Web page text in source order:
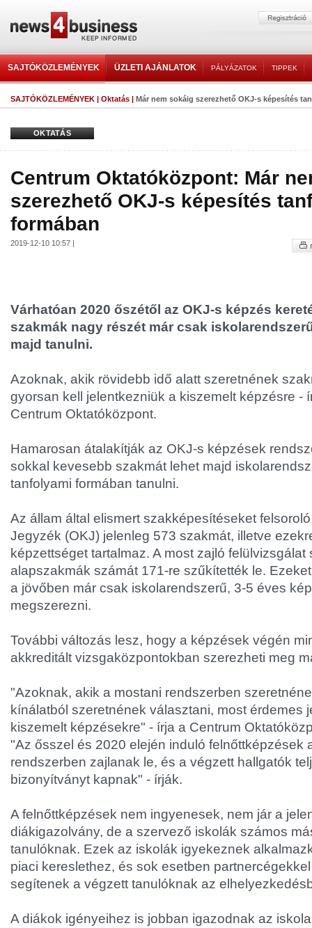
SAJTÓKÖZLEMÉNYEK ÜZLETI AJÁNLATOK PÁLYÁZATOK TIPPEK
SAJTÓKÖZLEMÉNYEK | Oktatás | Már nem sokáig szerezhető OKJ-s képesítés
OKTATÁS
Centrum Oktatóközpont: Már
szerezhető OKJ-s képesítés
formában
2019-12-10 10:57 |
Várhatóan 2020 őszétől az OKJ-s képzés
szakmák nagy részét már csak
majd tanulni.
Azoknak, akik rövidebb idő alatt szeretnének
gyorsan kell jelentkezniük a kiszemelt képzésre -
Centrum Oktatóközpont.
Hamarosan átalakítják az OKJ-s képzések
sokkal kevesebb szakmát lehet majd
tanfolyami formában tanulni.
Az állam által elismert szakképesítéseket
Jegyzék (OKJ) jelenleg 573 szakmát, illetve
képzettséget tartalmaz. A most zajló felülvizsgálat
alapszakmák számát 171-re szűkítették le.
a jövőben már csak iskolarendszerű, 3-5 éves
megszerezni.
További változás lesz, hogy a képzések végén
akkreditált vizsgaközpontokban szerezheti meg
"Azoknak, akik a mostani rendszerben
kínálatból szeretnének választani, most érdemes
kiszemelt képzésekre" - írja a Centrum
"Az ősszel és 2020 elején induló felnőttképzések
rendszerben zajlanak le, és a végzett hallgatók
bizonyítványt kapnak" - írják.
A felnőttképzések nem ingyenesek, nem jár a
diákigazolvány, de a szervező iskolák számos
tanulóknak. Ezek az iskolák igyekeznek
piaci kereslethez, és sok esetben
segítenek a végzett tanulóknak az
A diákok igényeihez is jobban igazodnak az